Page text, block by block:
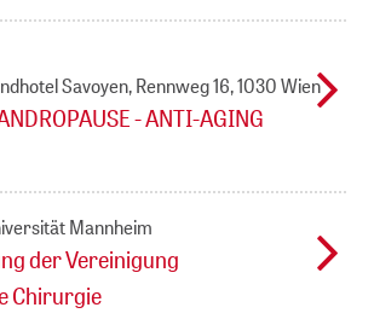
Savoyen, Rennweg 16, 1030 Wien
- ANTI-AGING
Mannheim
der Vereinigung
Chirurgie